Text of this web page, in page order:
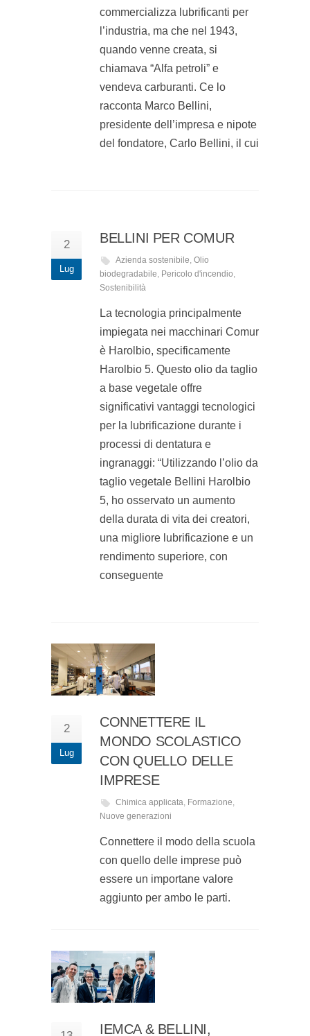
commercializza lubrificanti per
l’industria, ma che nel 1943,
quando venne creata, si
chiamava “Alfa petroli” e
vendeva carburanti. Ce lo
racconta Marco Bellini,
presidente dell’impresa e nipote
del fondatore, Carlo Bellini, il cui
2
Lug
BELLINI PER COMUR
Azienda sostenibile, Olio
biodegradabile, Pericolo d'incendio,
Sostenibilità
La tecnologia principalmente
impiegata nei macchinari Comur
è Harolbio, specificamente
Harolbio 5. Questo olio da taglio
a base vegetale offre
significativi vantaggi tecnologici
per la lubrificazione durante i
processi di dentatura e
ingranaggi: “Utilizzando l’olio da
taglio vegetale Bellini Harolbio
5, ho osservato un aumento
della durata di vita dei creatori,
una migliore lubrificazione e un
rendimento superiore, con
conseguente
2
Lug
CONNETTERE IL
MONDO SCOLASTICO
CON QUELLO DELLE
IMPRESE
Chimica applicata, Formazione,
Nuove generazioni
Connettere il modo della scuola
con quello delle imprese può
essere un importane valore
aggiunto per ambo le parti.
IEMCA & BELLINI,